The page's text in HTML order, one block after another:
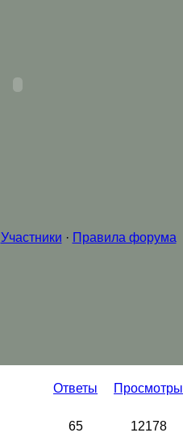
Участники · Правила форума
Ответы Просмотры
65 12178